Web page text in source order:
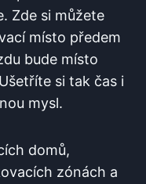
Zde si můžete
místo předem
bude místo
si tak čas i
mysl.
domů,
zónách a